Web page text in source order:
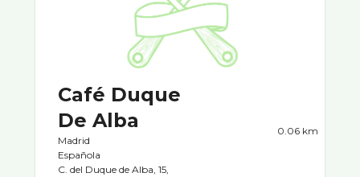
Café Duque
De Alba
Madrid
Española
C. del Duque de Alba, 15,
0.06 km